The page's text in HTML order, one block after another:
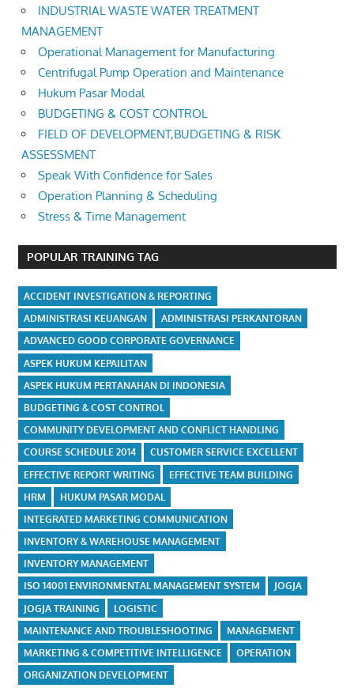
INDUSTRIAL WASTE WATER TREATMENT
MANAGEMENT
Operational Management for Manufacturing
Centrifugal Pump Operation and Maintenance
Hukum Pasar Modal
BUDGETING & COST CONTROL
FIELD OF DEVELOPMENT,BUDGETING & RISK
ASSESSMENT
Speak With Confidence for Sales
Operation Planning & Scheduling
Stress & Time Management
POPULAR TRAINING TAG
ACCIDENT INVESTIGATION & REPORTING
ADMINISTRASI KEUANGAN
ADMINISTRASI PERKANTORAN
ADVANCED GOOD CORPORATE GOVERNANCE
ASPEK HUKUM KEPAILITAN
ASPEK HUKUM PERTANAHAN DI INDONESIA
BUDGETING & COST CONTROL
COMMUNITY DEVELOPMENT AND CONFLICT HANDLING
COURSE SCHEDULE 2014
CUSTOMER SERVICE EXCELLENT
EFFECTIVE REPORT WRITING
EFFECTIVE TEAM BUILDING
HRM
HUKUM PASAR MODAL
INTEGRATED MARKETING COMMUNICATION
INVENTORY & WAREHOUSE MANAGEMENT
INVENTORY MANAGEMENT
ISO 14001 ENVIRONMENTAL MANAGEMENT SYSTEM
JOGJA
JOGJA TRAINING
LOGISTIC
MAINTENANCE AND TROUBLESHOOTING
MANAGEMENT
MARKETING & COMPETITIVE INTELLIGENCE
OPERATION
ORGANIZATION DEVELOPMENT